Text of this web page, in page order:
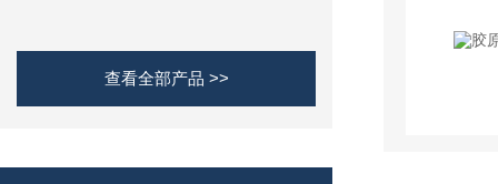
查看全部产品 >>